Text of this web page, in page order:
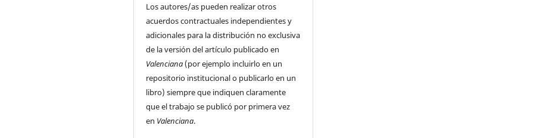
Los autores/as pueden realizar otros
acuerdos contractuales independientes y
adicionales para la distribución no exclusiva
de la versión del artículo publicado en
Valenciana (por ejemplo incluirlo en un
repositorio institucional o publicarlo en un
libro) siempre que indiquen claramente
que el trabajo se publicó por primera vez
en Valenciana.